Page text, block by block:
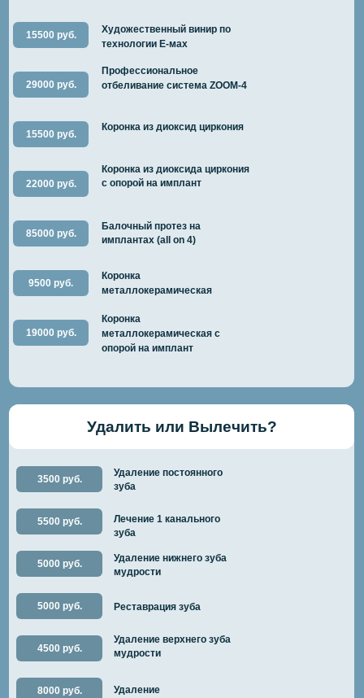
Художественный винир по
технологии E-мах
15500 руб.
Профессиональное
отбеливание система ZOOM-4
29000 руб.
Коронка из диоксид циркония
15500 руб.
Коронка из диоксида циркония
с опорой на имплант
22000 руб.
Балочный протез на
имплантах (all on 4)
85000 руб.
Коронка
металлокерамическая
9500 руб.
Коронка
металлокерамическая с
опорой на имплант
19000 руб.
Удалить или Вылечить?
Удаление постоянного
зуба
3500 руб.
Лечение 1 канального
зуба
5500 руб.
Удаление верхнего зуба
мудрости
Реставрация зуба
5000 руб.
Удаление
4500 руб.
8000 руб.
Удаление нижнего зуба
мудрости
5000 руб.